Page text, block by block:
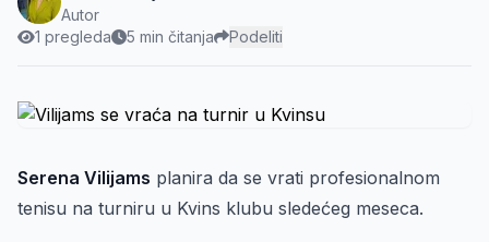
Autor
1 pregleda
5 min čitanja Podeliti
Serena Vilijams planira da se vrati profesionalnom
tenisu na turniru u Kvins klubu sledećeg meseca.